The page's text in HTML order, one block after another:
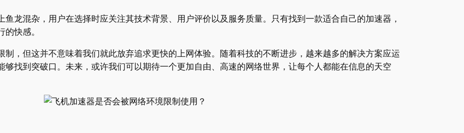
龙混杂，用户在选择时应关注其技术背景、用户评价以及服务质量。只有找到一款适合自己的加速器，
快感。
，但这并不意味着我们就此放弃追求更快的上网体验。随着科技的不断进步，越来越多的解决方案应运
找到突破口。未来，或许我们可以期待一个更加自由、高速的网络世界，让每个人都能在信息的天空